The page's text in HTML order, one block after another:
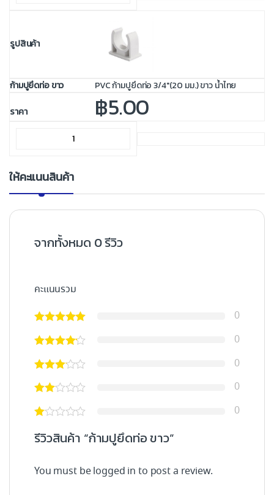
PVC ก้ามปูยึดท่อ 3/4"(20 มม.) ขาว น้ำไทย
฿5.00
ให้คะแนนสินค้า
จากทั้งหมด 0 รีวิว
คะแนนรวม
0
0
0
0
0
รีวิวสินค้า “ก้ามปูยึดท่อ ขาว”
You must belogged in to post a review.